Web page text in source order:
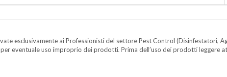
esclusivamente ai Professionisti del settore Pest Control (Disinfestatori,
per eventuale uso improprio dei prodotti. Prima dell’uso dei prodotti leggere